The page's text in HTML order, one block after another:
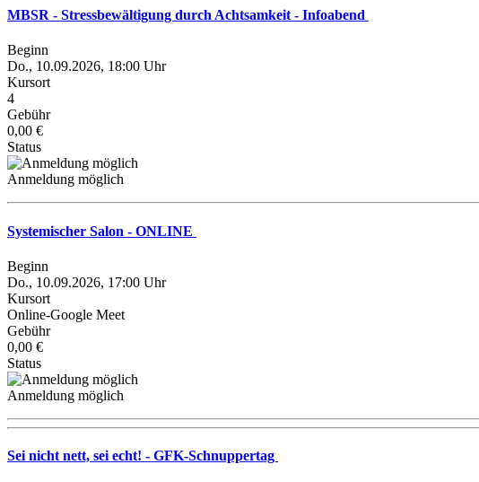
MBSR - Stressbewältigung durch Achtsamkeit - Infoabend
Beginn
Do., 10.09.2026, 18:00 Uhr
Kursort
4
Gebühr
0,00 €
Status
Anmeldung möglich
Systemischer Salon - ONLINE
Beginn
Do., 10.09.2026, 17:00 Uhr
Kursort
Online-Google Meet
Gebühr
0,00 €
Status
Anmeldung möglich
Sei nicht nett, sei echt! - GFK-Schnuppertag